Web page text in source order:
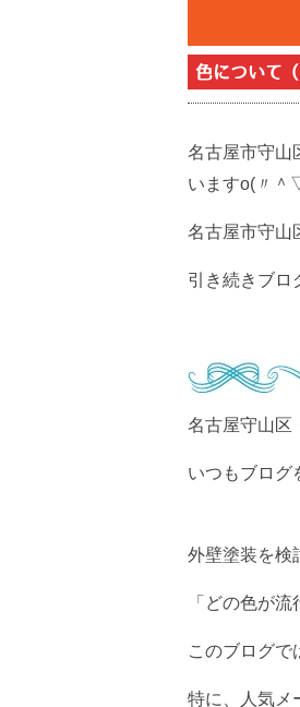
色について
名古屋市守山
いますo(〃＾
名古屋市守山
引き続きブロ
名古屋守山区
いつもブログ
外壁塗装を検
「どの色が
このブログで
特に、人気メ